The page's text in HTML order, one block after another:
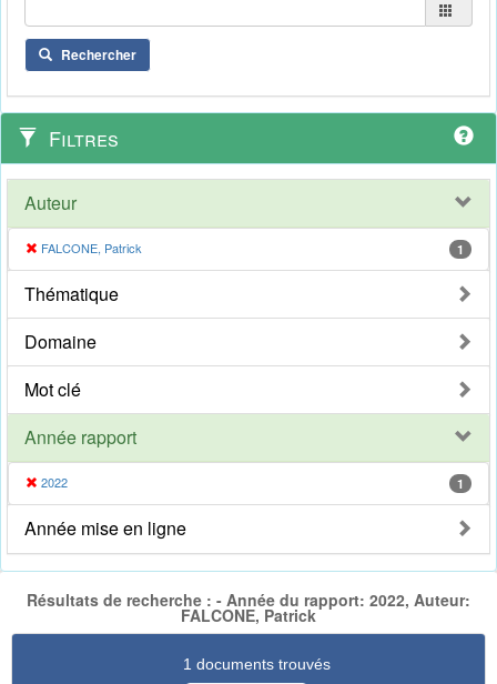
Rechercher
Filtres
Auteur
FALCONE, Patrick 1
Thématique
Domaine
Mot clé
Année rapport
2022 1
Année mise en ligne
Résultats de recherche : - Année du rapport: 2022, Auteur:
FALCONE, Patrick
1 documents trouvés